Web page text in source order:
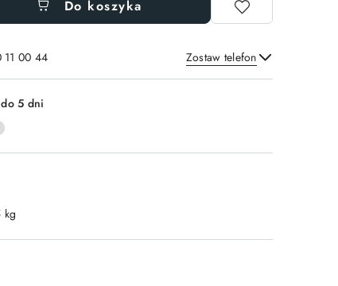
Do koszyka
11 00 44 Zostaw telefon
Wyślij
5 dni
kg